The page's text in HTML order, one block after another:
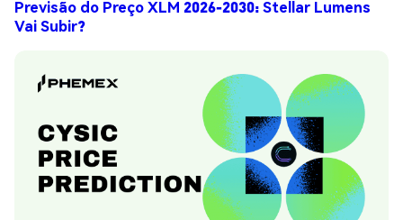
Previsão do Preço XLM 2026-2030: Stellar Lumens
Vai Subir?